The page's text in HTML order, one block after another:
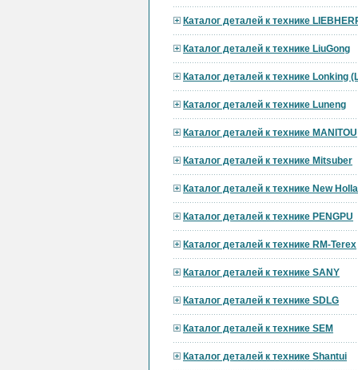
Каталог деталей к технике
Каталог деталей к технике LiuGong
Каталог деталей к технике Lonking
Каталог деталей к технике Luneng
Каталог деталей к технике MANITOU
Каталог деталей к технике Mitsuber
Каталог деталей к технике New
Каталог деталей к технике PENGPU
Каталог деталей к технике RM-Terex
Каталог деталей к технике SANY
Каталог деталей к технике SDLG
Каталог деталей к технике SEM
Каталог деталей к технике Shantui